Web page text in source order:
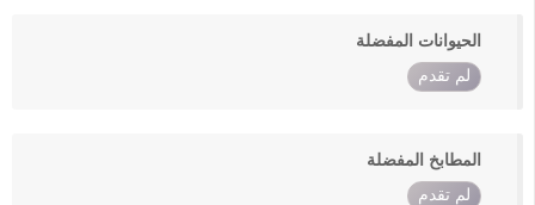
الحيوانات المفضلة
لم تقدم
المطابخ المفضلة
لم تقدم